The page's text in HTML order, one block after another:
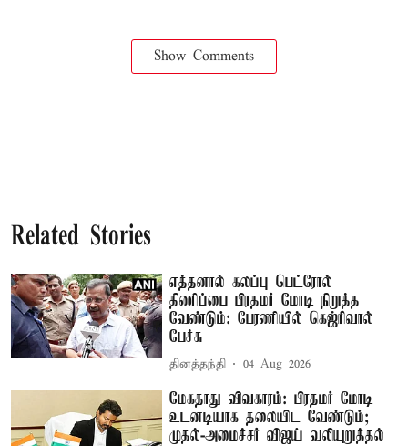
Show Comments
Related Stories
எத்தனால் கலப்பு பெட்ரோல்
திணிப்பை பிரதமர் மோடி நிறுத்த
வேண்டும்: பேரணியில் கெஜ்ரிவால்
பேச்சு
தினத்தந்தி 04 Aug 2026
மேகதாது விவகாரம்: பிரதமர் மோடி
உடனடியாக தலையிட வேண்டும்;
முதல்-அமைச்சர் விஜய் வலியுறுத்தல்